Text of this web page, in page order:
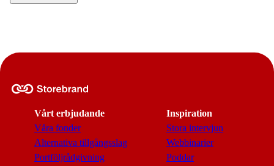
Vårt erbjudande
Våra fonder
Alternativa tillgångsslag
Portföljrådgivning
Inspiration
Stora intervjun
Webbinarier
Poddar